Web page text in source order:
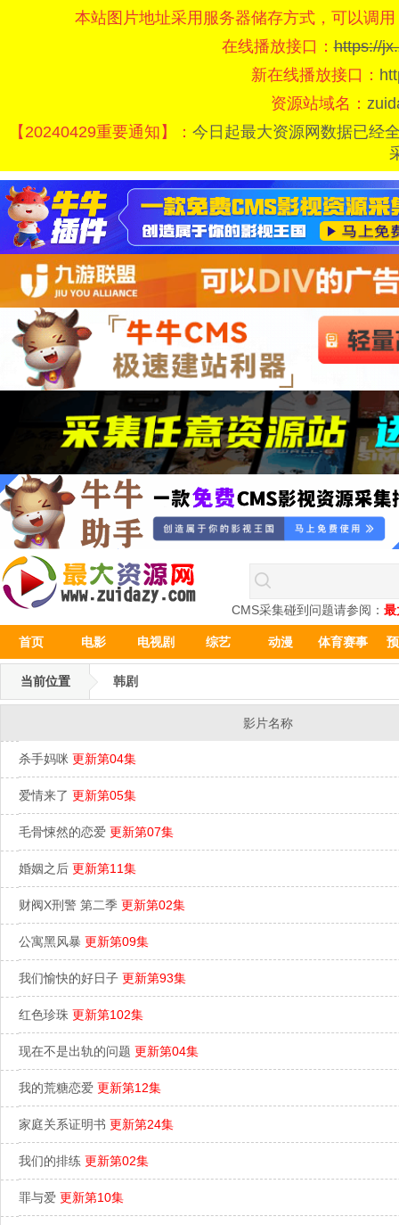
本站图片地址采用服务器储存方式，可以调
在线播放接口：https://
新在线播放接口：
资源站域名：
【20240429重要通知】： 今日起最大资源网数据已经
CMS采集碰到问题请参阅： 最
首页 电影 电视剧 综艺 动漫 体育赛事
当前位置 韩剧
影片名称
杀手妈咪 更新第04集
爱情来了 更新第05集
毛骨悚然的恋爱 更新第07集
婚姻之后 更新第11集
财阀X刑警 第二季 更新第02集
公寓黑风暴 更新第09集
我们愉快的好日子 更新第93集
红色珍珠 更新第102集
现在不是出轨的问题 更新第04集
我的荒糖恋爱 更新第12集
家庭关系证明书 更新第24集
我们的排练 更新第02集
罪与爱 更新第10集